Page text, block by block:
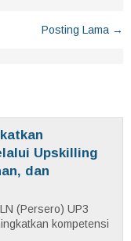
Posting Lama →
Upskilling
dan
(Persero) UP3
kompetensi